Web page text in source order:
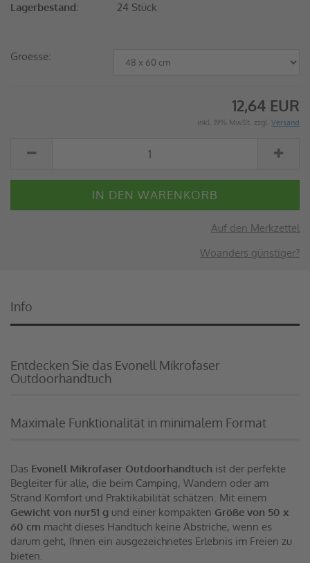
Lagerbestand: 24 Stück
Groesse:
12,64 EUR
inkl. 19% MwSt. zzgl. Versand
Auf den Merkzettel
Woanders günstiger?
Info
Entdecken Sie das Evonell Mikrofaser
Outdoorhandtuch
Maximale Funktionalität in minimalem Format
Das Evonell Mikrofaser Outdoorhandtuch ist der perfekte
Begleiter für alle, die beim Camping, Wandern oder am
Strand Komfort und Praktikabilität schätzen. Mit einem
Gewicht von nur51 g und einer kompakten Größe von 50 x
60 cm macht dieses Handtuch keine Abstriche, wenn es
darum geht, Ihnen ein ausgezeichnetes Erlebnis im Freien zu
bieten.